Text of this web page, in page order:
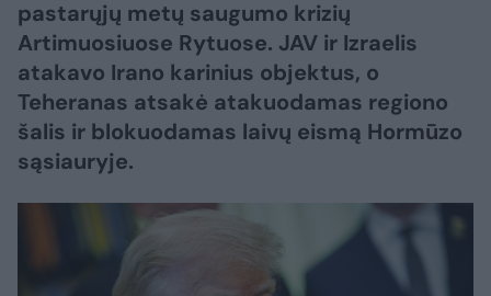
pastarųjų metų saugumo krizių
Artimuosiuose Rytuose. JAV ir Izraelis
atakavo Irano karinius objektus, o
Teheranas atsakė atakuodamas regiono
šalis ir blokuodamas laivų eismą Hormūzo
sąsiauryje.​​